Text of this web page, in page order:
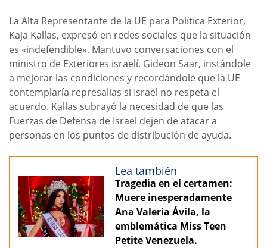
La Alta Representante de la UE para Política Exterior,
Kaja Kallas, expresó en redes sociales que la situación
es «indefendible». Mantuvo conversaciones con el
ministro de Exteriores israelí, Gideon Saar, instándole
a mejorar las condiciones y recordándole que la UE
contemplaría represalias si Israel no respeta el
acuerdo. Kallas subrayó la necesidad de que las
Fuerzas de Defensa de Israel dejen de atacar a
personas en los puntos de distribución de ayuda.
Lea también
Tragedia en el certamen:
Muere inesperadamente
Ana Valeria Ávila, la
emblemática Miss Teen
Petite Venezuela.